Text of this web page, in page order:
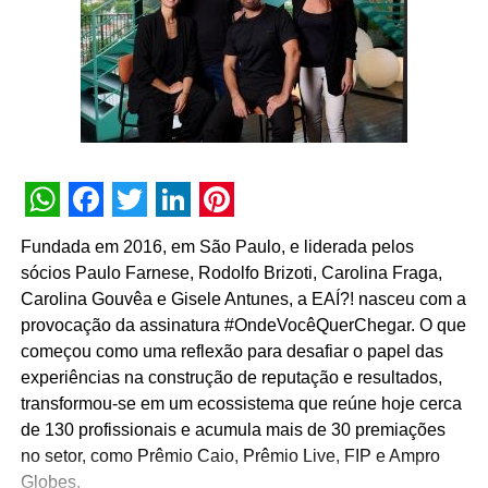
TÓPICOS RELACIONADOS: DESTAQUE
WPP adquire uma das agências líderes de
comércio eletrônico Corebiz
Renase completa 32 anos em um dos melhores
momentos de sua história
WhatsApp
Facebook
Twitter
LinkedIn
Pinterest
Fundada em 2016, em São Paulo, e liderada pelos
sócios Paulo Farnese, Rodolfo Brizoti, Carolina Fraga,
Carolina Gouvêa e Gisele Antunes, a EAÍ?! nasceu com a
provocação da assinatura #OndeVocêQuerChegar. O que
começou como uma reflexão para desafiar o papel das
experiências na construção de reputação e resultados,
transformou-se em um ecossistema que reúne hoje cerca
de 130 profissionais e acumula mais de 30 premiações
no setor, como Prêmio Caio, Prêmio Live, FIP e Ampro
Globes.